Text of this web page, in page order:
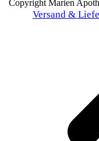
Copyright Marien
Versand &